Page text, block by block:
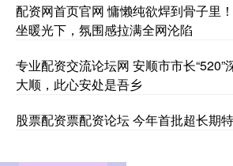
配资网首页官网 慵懒纯欲焊到骨子里
坐暖光下，氛围感拉满全网沦陷
专业配资交流论坛网 安顺市市长“520”
大顺，此心安处是吾乡
股票配资票配资论坛 今年首批超长期